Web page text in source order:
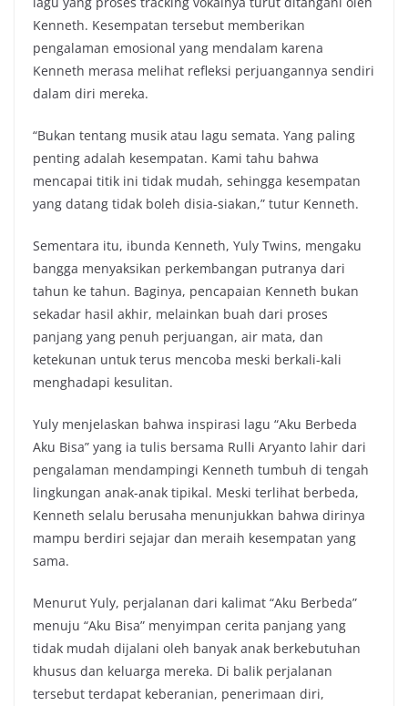
Kenneth. Kesempatan tersebut memberikan
pengalaman emosional yang mendalam karena
Kenneth merasa melihat refleksi perjuangannya sendiri
dalam diri mereka.
“Bukan tentang musik atau lagu semata. Yang paling
penting adalah kesempatan. Kami tahu bahwa
mencapai titik ini tidak mudah, sehingga kesempatan
yang datang tidak boleh disia-siakan,” tutur Kenneth.
Sementara itu, ibunda Kenneth, Yuly Twins, mengaku
bangga menyaksikan perkembangan putranya dari
tahun ke tahun. Baginya, pencapaian Kenneth bukan
sekadar hasil akhir, melainkan buah dari proses
panjang yang penuh perjuangan, air mata, dan
ketekunan untuk terus mencoba meski berkali-kali
menghadapi kesulitan.
Yuly menjelaskan bahwa inspirasi lagu “Aku Berbeda
Aku Bisa” yang ia tulis bersama Rulli Aryanto lahir dari
pengalaman mendampingi Kenneth tumbuh di tengah
lingkungan anak-anak tipikal. Meski terlihat berbeda,
Kenneth selalu berusaha menunjukkan bahwa dirinya
mampu berdiri sejajar dan meraih kesempatan yang
sama.
Menurut Yuly, perjalanan dari kalimat “Aku Berbeda”
menuju “Aku Bisa” menyimpan cerita panjang yang
tidak mudah dijalani oleh banyak anak berkebutuhan
khusus dan keluarga mereka. Di balik perjalanan
tersebut terdapat keberanian, penerimaan diri,